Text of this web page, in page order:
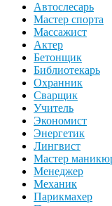
Автослесарь
Мастер спорта
Массажист
Актер
Бетонщик
Библиотекарь
Охранник
Сварщик
Учитель
Экономист
Энергетик
Лингвист
Мастер
Менеджер
Механик
Парикмахер